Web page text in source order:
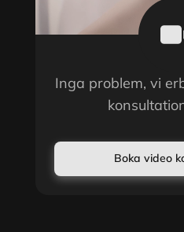
Inga problem, vi
Boka video